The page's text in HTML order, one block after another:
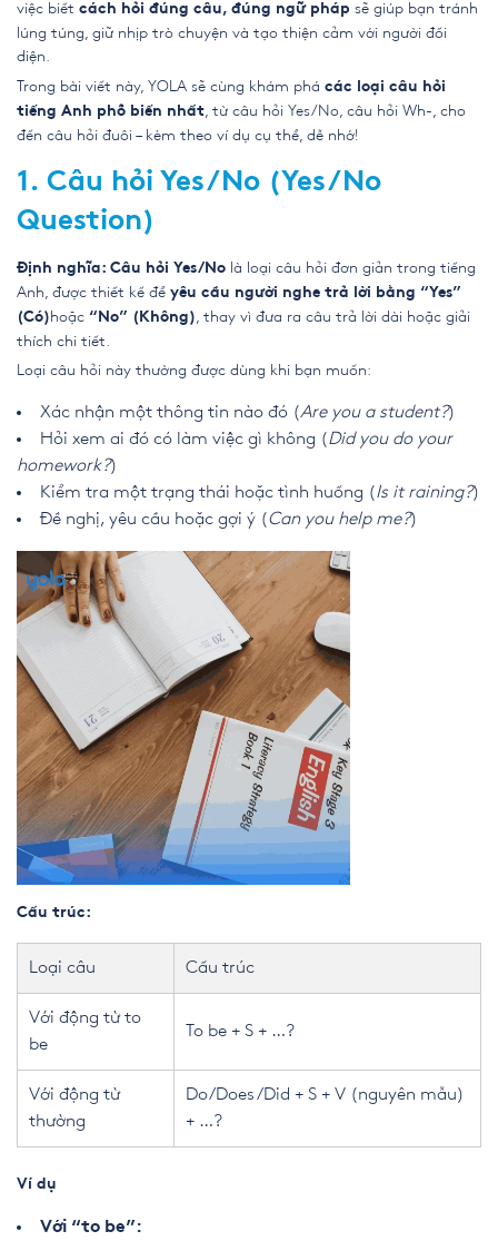
việc biết cách hỏi đúng câu, đúng ngữ pháp sẽ giúp bạn tránh
lúng túng, giữ nhịp trò chuyện và tạo thiện cảm với người đối
diện.
Trong bài viết này, YOLA sẽ cùng khám phá các loại câu hỏi
tiếng Anh phổ biến nhất , từ câu hỏi Yes/No, câu hỏi Wh-, cho
đến câu hỏi đuôi – kèm theo ví dụ cụ thể, dễ nhớ!
1. Câu hỏi Yes/No (Yes/No
Question)
Định nghĩa: Câu hỏi Yes/No là loại câu hỏi đơn giản trong tiếng
Anh, được thiết kế để yêu cầu người nghe trả lời bằng “Yes”
(Có) hoặc “No” (Không) , thay vì đưa ra câu trả lời dài hoặc giải
thích chi tiết.
Loại câu hỏi này thường được dùng khi bạn muốn:
Xác nhận một thông tin nào đó (Are you a student?)
Hỏi xem ai đó có làm việc gì không (Did you do your
homework?)
Kiểm tra một trạng thái hoặc tình huống (Is it raining?)
Đề nghị, yêu cầu hoặc gợi ý (Can you help me?)
Cấu trúc:
Loại câu Cấu trúc
Với động từ to
be
To be + S + …?
Với động từ
thường
Do/Does/Did + S + V (nguyên mẫu)
+ …?
Ví dụ
Với “to be”: